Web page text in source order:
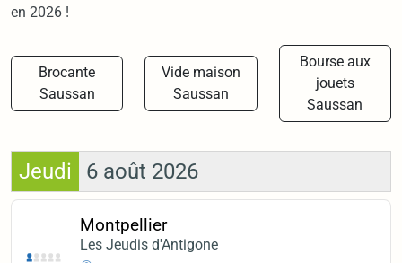
en 2026 !
Brocante
Saussan
Vide maison
Saussan
Bourse aux
jouets
Saussan
Jeudi 6 août 2026
Montpellier
Les Jeudis d'Antigone